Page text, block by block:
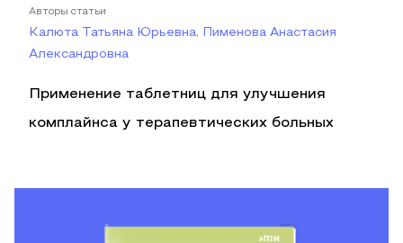
Авторы статьи
Калюта Татьяна Юрьевна, Пименова Анастасия
Александровна
Применение таблетниц для улучшения
комплайнса у терапевтических больных